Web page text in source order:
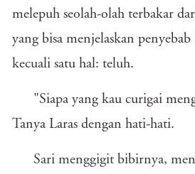
melepuh seolah-olah terbakar
yang bisa menjelaskan
kecuali satu hal: teluh.
"Siapa yang kau curigai
Tanya Laras dengan hati-hati.
Sari menggigit bibirnya,